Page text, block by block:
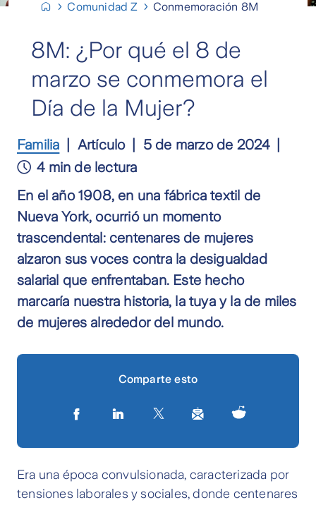
Comunidad Z Conmemoración 8M
8M: ¿Por qué el 8 de
marzo se conmemora el
Día de la Mujer?
Familia Artículo
5 de marzo de 2024
4 min de lectura
En el año 1908, en una fábrica textil de
Nueva York, ocurrió un momento
trascendental: centenares de mujeres
alzaron sus voces contra la desigualdad
salarial que enfrentaban. Este hecho
marcaría nuestra historia, la tuya y la de miles
de mujeres alrededor del mundo.
Comparte esto
Era una época convulsionada, caracterizada por
tensiones laborales y sociales, donde centenares